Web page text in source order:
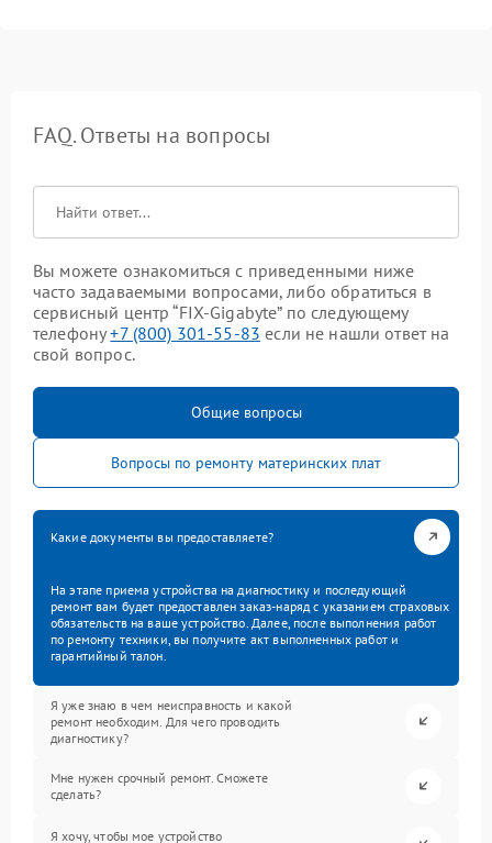
FAQ. Ответы на вопросы
Вы можете ознакомиться с приведенными ниже
часто задаваемыми вопросами, либо обратиться в
сервисный центр “FIX-Gigabyte” по следующему
телефону+7 (800) 301-55-83 если не нашли ответ на
свой вопрос.
Общие вопросы
Вопросы по ремонту материнских плат
Какие документы вы предоставляете?
На этапе приема устройства на диагностику и последующий
ремонт вам будет предоставлен заказ-наряд с указанием страховых
обязательств на ваше устройство. Далее, после выполнения работ
по ремонту техники, вы получите акт выполненных работ и
гарантийный талон.
Я уже знаю в чем неисправность и какой
ремонт необходим. Для чего проводить
диагностику?
Мне нужен срочный ремонт. Сможете
сделать?
Я хочу, чтобы мое устройство